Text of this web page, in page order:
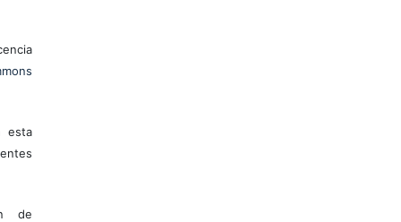
esta
de